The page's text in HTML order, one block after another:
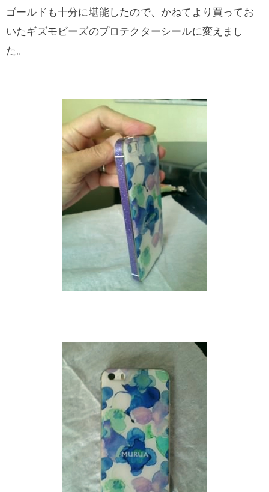
ゴールドも十分に堪能したので、かねてより買ってお
いたギズモビーズのプロテクターシールに変えまし
た。